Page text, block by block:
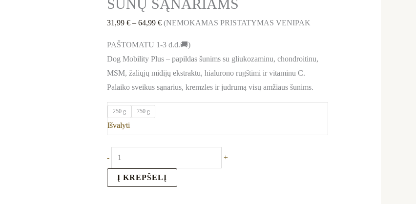
ŠUNŲ SĄNARIAMS
31,99€ – 64,99€ (NEMOKAMAS PRISTATYMAS VENIPAK
PAŠTOMATU 1-3 d.d.🚚)
Dog Mobility Plus – papildas šunims su gliukozaminu, chondroitinu,
MSM, žaliųjų midijų ekstraktu, hialurono rūgštimi ir vitaminu C.
Palaiko sveikus sąnarius, kremzles ir judrumą visų amžiaus šunims.
250 g 750 g
Išvalyti
- +
Į KREPŠELĮ